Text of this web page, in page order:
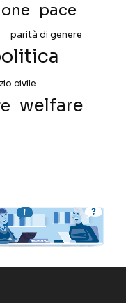
pace
parità di genere
civile
welfare